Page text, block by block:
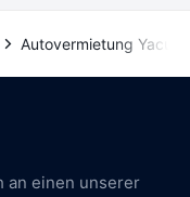
Autovermietung
an einen unserer